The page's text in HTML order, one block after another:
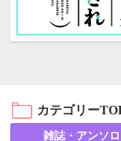
カテゴリー
雑誌・アンソ